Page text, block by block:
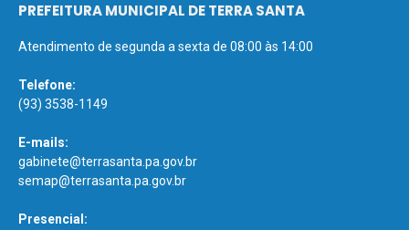
PREFEITURA MUNICIPAL DE TERRA SANTA
Atendimento de segunda a sexta de 08:00 às 14:00
Telefone:
(93) 3538-1149
E-mails:
gabinete@terrasanta.pa.gov.br
semap@terrasanta.pa.gov.br
Presencial: